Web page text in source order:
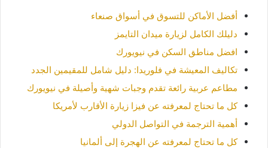
أفضل الأماكن للتسوق في أسواق صنعاء
دليلك الكامل لزيارة ميدان التايمز
افضل مناطق السكن في نيويورك
تكاليف المعيشة في فلوريدا: دليل شامل للمقيمين الجدد
مطاعم عربية رائعة تقدم وجبات شهية وأصيلة في نيويورك
كل ما تحتاج لمعرفته عن فيزا زيارة الأقارب لأمريكا
أهمية الترجمة في التواصل الدولي
كل ما تحتاج لمعرفته عن الهجرة إلى ألمانيا